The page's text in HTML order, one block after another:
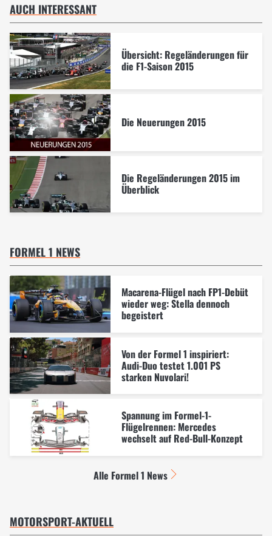
AUCH INTERESSANT
Übersicht: Regeländerungen für
die F1-Saison 2015
Die Neuerungen 2015
Die Regeländerungen 2015 im
Überblick
FORMEL 1 NEWS
Macarena-Flügel nach FP1-Debüt
wieder weg: Stella dennoch
begeistert
Von der Formel 1 inspiriert:
Audi-Duo testet 1.001 PS
starken Nuvolari!
Spannung im Formel-1-
Flügelrennen: Mercedes
wechselt auf Red-Bull-Konzept
Alle Formel 1 News
MOTORSPORT-AKTUELL